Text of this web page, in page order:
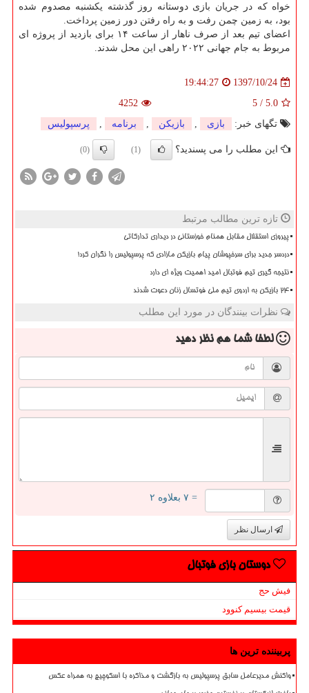
خواه كه در جریان بازی دوستانه روز گذشته یكشنبه مصدوم شده
بود، به زمین چمن رفت و به راه رفتن دور زمین پرداخت.
اعضای تیم بعد از صرف ناهار از ساعت ۱۴ برای بازدید از پروژه ای
مربوط به جام جهانی ۲۰۲۲ راهی این محل شدند.
1397/10/24
19:44:27
5.0
/
5
4252
تگهای خبر:
بازی , بازیكن , برنامه , پرسپولیس
این مطلب را می پسندید؟ (1)
(0)
تازه ترین مطالب مرتبط
پیروزی استقلال مقابل همنام خوزستانی در دیداری تدارکاتی
دردسر جدید برای سرخپوشان پیام بازیکن مازادی که پرسپولیس را نگران کرد!
نتیجه گیری تیم فوتبال امید اهمیت ویژه ای دارد
۲۴ بازیکن به اردوی تیم ملی فوتسال زنان دعوت شدند
نظرات بینندگان در مورد این مطلب
لطفا شما همنظر دهید
= ۷ بعلاوه ۲
ارسال نظر
دوستان بازی فوتبال
فیش حج
قیمت بیسیم کنوود
پربیننده ترین ها
واکنش مدیرعامل سابق پرسپولیس به بازگشت و مذاکره با اسکوچیچ به همراه عکس